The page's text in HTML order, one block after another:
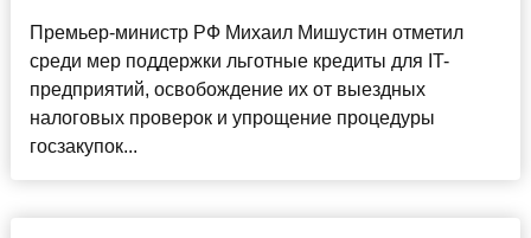
Премьер-министр РФ Михаил Мишустин отметил
среди мер поддержки льготные кредиты для IT-
предприятий, освобождение их от выездных
налоговых проверок и упрощение процедуры
госзакупок...